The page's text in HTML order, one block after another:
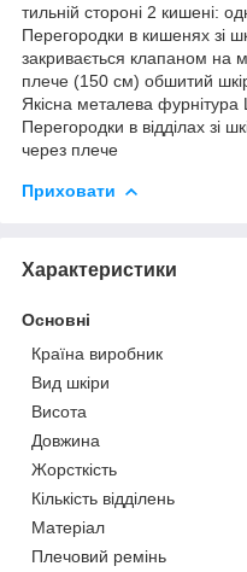
тильній стороні 2 кишені:
Перегородки в кишенях зі
закривається клапаном на
плече (150 см) обшитий
Якісна металева фурнітура
Перегородки в відділах зі
через плече
Приховати
Характеристики
Основні
Країна виробник
Вид шкіри
Висота
Довжина
Жорсткість
Кількість відділень
Матеріал
Плечовий ремінь